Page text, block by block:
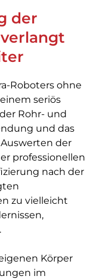
der
Roboters ohne
seriös
Rohr- und
und das
der
professionellen
nach der
zu vielleicht
Körper
im